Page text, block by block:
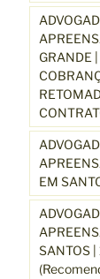
GRANDE
EM
SANTOS |